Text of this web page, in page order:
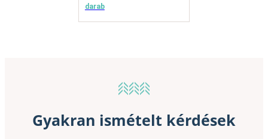
darab
Gyakran ismételt kérdések